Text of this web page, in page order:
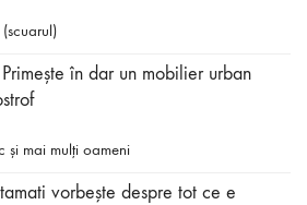
în dar un mobilier urban
și mai mulți oameni
vorbeşte despre tot ce e